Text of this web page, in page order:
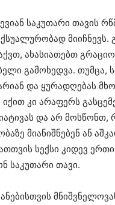
საკუთარი თავის
მიიჩნევს.
აქვთ, ახასიათებთ
გამოხედვა. თუმცა,
და ყურადღებას
კი არაფერს
და არ მოსწონთ,
მიანიშნებენ ან
სექსი კიდევ
საკუთარი თავი.